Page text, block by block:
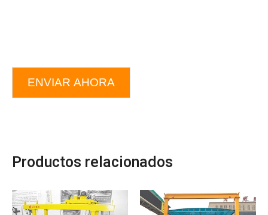
ENVIAR AHORA
Productos relacionados